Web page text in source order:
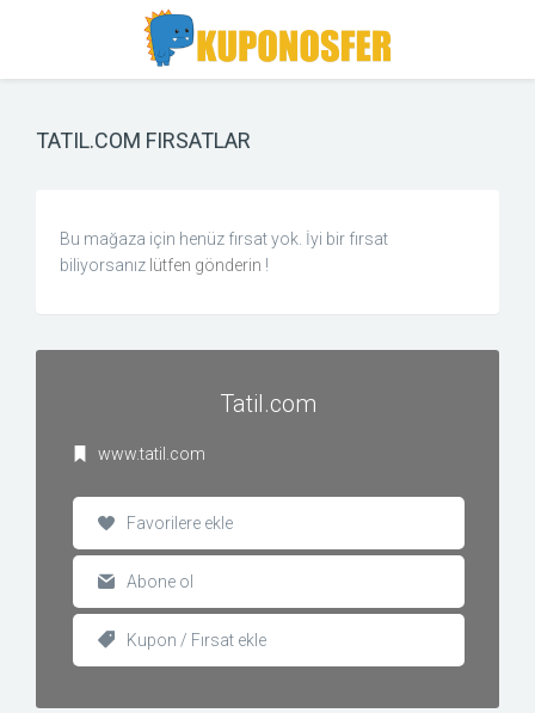
navigation
TATIL.COM FIRSATLAR
Bu mağaza için henüz fırsat yok. İyi bir fırsat
biliyorsanız lütfen gönderin !
Tatil.com
www.tatil.com
Favorilere ekle
Abone ol
Kupon / Fırsat ekle